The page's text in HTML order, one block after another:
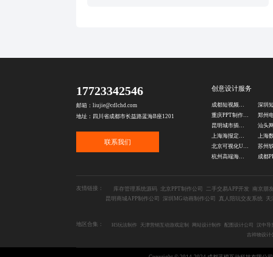
17723342546
邮箱：liujie@cdlchd.com
地址：四川省成都市长益路蓝海B座1201
联系我们
创意设计服务
成都短视频处理公司
重庆PPT制作代做
昆明城市插画设计公司
北京可视化UI设计公司
杭州高端海报设计公司
友情链接： 库存管理系统源码 北京PPT制作公司 二手交易APP开发
南京朋
昆明商城APP制作公司
深圳MG动画制作公司 真人陪玩交友系统 天
地区合集： H5玩法制作 天津营销互动游戏定制 网站设计制作 配图设计公司
汉中导
吉祥物设计